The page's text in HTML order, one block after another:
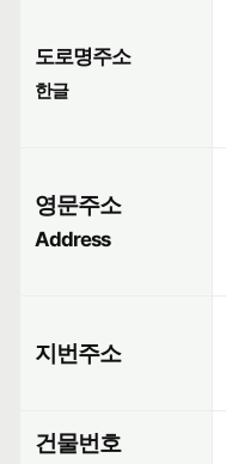
도로명주소
한글
영문주소
Address
지번주소
건물번호